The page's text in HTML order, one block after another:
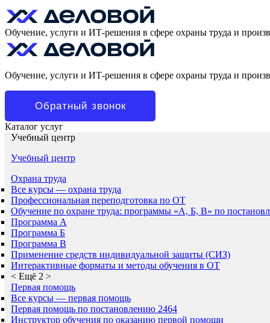
Обучение, услуги и ИТ-решения в сфере охраны труда и
Обучение, услуги и ИТ-решения в сфере охраны труда и
Обратный звонок
Каталог услуг
Учебный центр
Учебный центр
Охрана труда
Все курсы — охрана труда
Профессиональная переподготовка по ОТ
Обучение по охране труда: программы «А, Б, В» по
Программа А
Программа Б
Программа В
Применение средств индивидуальной защиты (СИЗ)
Интерактивные форматы и методы обучения в ОТ
< Ещё 2 >
Первая помощь
Все курсы — первая помощь
Первая помощь по постановлению 2464
Инструктор обучения по оказанию первой помощи